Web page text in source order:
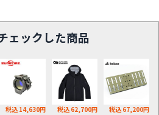
ェックした商品
税込 14,630円 税込 62,700円 税込 67,200円